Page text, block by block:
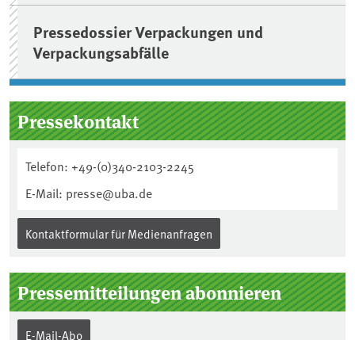
Pressedossier Verpackungen und
Verpackungsabfälle
Pressekontakt
Telefon: +49-(0)340-2103-2245
E-Mail: presse@uba.de
Kontaktformular für Medienanfragen
Pressemitteilungen abonnieren
E-Mail-Abo